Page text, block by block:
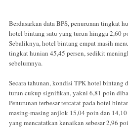
Berdasarkan data BPS, penurunan tingkat
hotel bintang satu yang turun hingga 2,60
Sebaliknya, hotel bintang empat masih
tingkat hunian 45,45 persen, sedikit
sebelumnya.
Secara tahunan, kondisi TPK hotel bintang
turun cukup signifikan, yakni 6,81 poin
Penurunan terbesar tercatat pada hotel
masing-masing anjlok 15,04 poin dan
yang mencatatkan kenaikan sebesar 2,96